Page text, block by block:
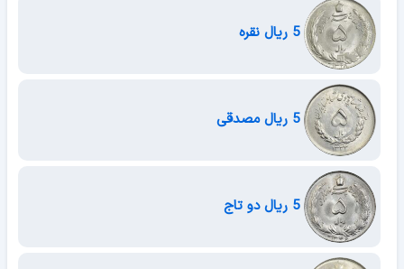
5 ریال نقره
5 ریال مصدقی
5 ریال دو تاج